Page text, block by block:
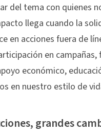
del tema con quienes
llega cuando la
en acciones fuera de
en
económico,
en nuestro estilo de
grandes